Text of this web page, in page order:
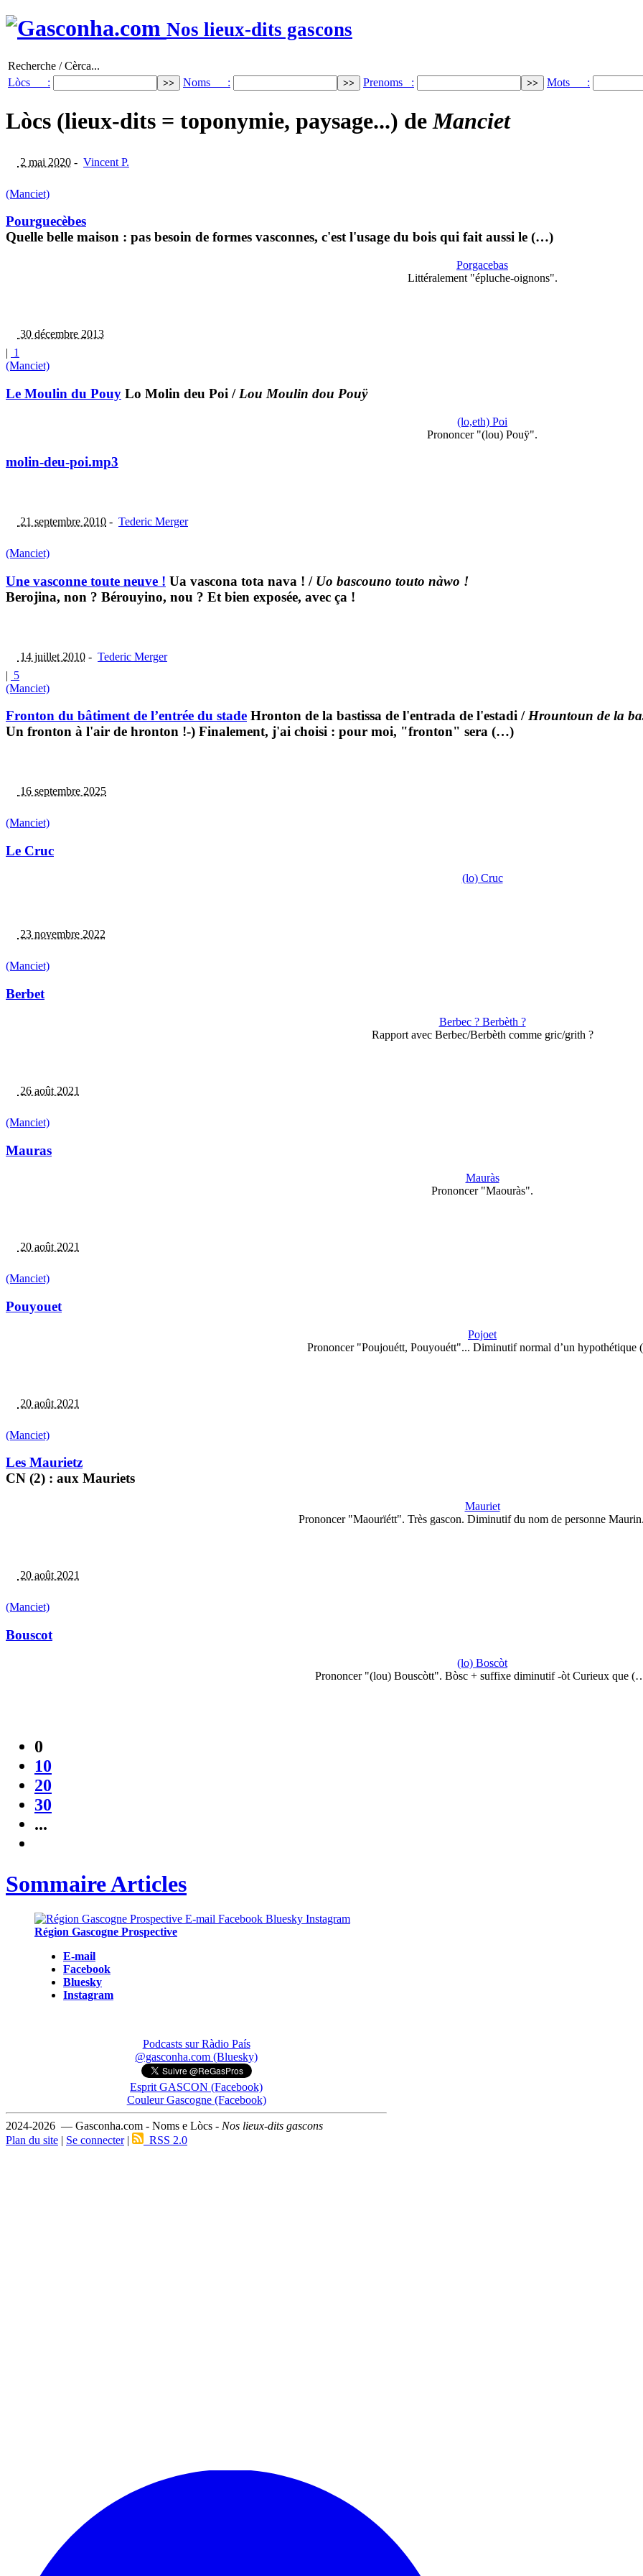
Nos lieux-dits gascons
Recherche / Cèrca...
Lòcs :
Noms : Prenoms : Mots :
Lòcs (lieux-dits = toponymie, paysage...) deManciet
2 mai 2020 - Vincent P.
(Manciet)
Pourguecèbes
Quelle belle maison : pas besoin de formes vasconnes, c'est l'usage du bois qui fait aussi le (…)
Porgacebas
Littéralement "épluche-oignons".
30 décembre 2013
| 1
(Manciet)
Le Moulin du Pouy Lo Molin deu Poi / Lou Moulin dou Pouÿ
(lo,eth) Poi
Prononcer "(lou) Pouÿ".
molin-deu-poi.mp3
21 septembre 2010 - Tederic Merger
(Manciet)
Une vasconne toute neuve ! Ua vascona tota nava ! / Uo bascouno touto nàwo !
Berojina, non ? Bérouyino, nou ? Et bien exposée, avec ça !
14 juillet 2010 - Tederic Merger
| 5
(Manciet)
Fronton du bâtiment de l’entrée du stade Hronton de la bastissa de l'entrada de l'estadi /Hrountoun de la
Un fronton à l'air de hronton !-) Finalement, j'ai choisi : pour moi, "fronton" sera (…)
16 septembre 2025
(Manciet)
Le Cruc
(lo) Cruc
23 novembre 2022
(Manciet)
Berbet
Berbec ? Berbèth ?
Rapport avec Berbec/Berbèth comme gric/grith ?
26 août 2021
(Manciet)
Mauras
Mauràs
Prononcer "Maouràs".
20 août 2021
(Manciet)
Pouyouet
Pojoet
Prononcer "Poujouétt, Pouyouétt"... Diminutif normal d’un
20 août 2021
(Manciet)
Les Maurietz
CN (2) : aux Mauriets
Mauriet
Prononcer "Maourïétt". Très gascon. Diminutif du nom de personne
20 août 2021
(Manciet)
Bouscot
(lo) Boscòt
Prononcer "(lou) Bouscòtt". Bòsc + suffixe diminutif -òt Curieux que
0
10
20
30
...
Sommaire Articles
Région Gascogne Prospective
E-mail
Facebook
Bluesky
Instagram
Podcasts sur Ràdio País
@gasconha.com (Bluesky)
Esprit GASCON (Facebook)
Couleur Gascogne (Facebook)
2024-2026 — Gasconha.com - Noms e Lòcs - Nos lieux-dits gascons
Plan du site | Se connecter| RSS 2.0